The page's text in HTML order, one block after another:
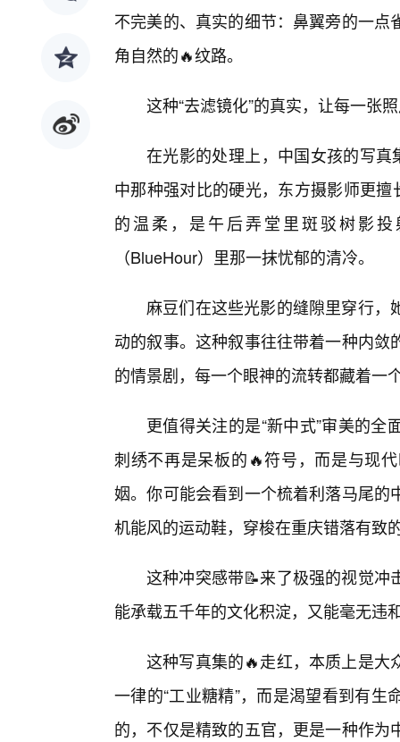
不完美的、真实的细节：鼻翼旁的一
角自然的🔥纹路。
这种“去滤镜化”的真实，让每一张
在光影的处理上，中国女孩的写真
中那种强对比的硬光，东方摄影师更
的温柔，是午后弄堂里斑驳树影
（BlueHour）里那一抹忧郁的清冷。
麻豆们在这些光影的缝隙里穿行
动的叙事。这种叙事往往带着一种内
的情景剧，每一个眼神的流转都藏着一
更值得关注的是“新中式”审美的
刺绣不再是呆板的🔥符号，而是与现
姻。你可能会看到一个梳着利落马尾
机能风的运动鞋，穿梭在重庆错落有致
这种冲突感带📝来了极强的视觉冲
能承载五千年的文化积淀，又能毫无违
这种写真集的🔥走红，本质上是大
一律的“工业糖精”，而是渴望看到有
的，不仅是精致的五官，更是一种作